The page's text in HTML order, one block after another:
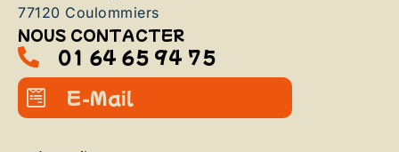
77120 Coulommiers
NOUS CONTACTER
01 64 65 94 75
E-Mail